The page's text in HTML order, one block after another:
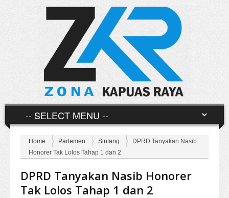
Home Parlemen Sintang
DPRD Tanyakan Nasib
Honorer Tak Lolos Tahap 1 dan 2
DPRD Tanyakan Nasib Honorer
Tak Lolos Tahap 1 dan 2